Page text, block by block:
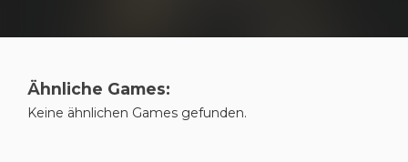
Ähnliche Games:
Keine ähnlichen Games gefunden.